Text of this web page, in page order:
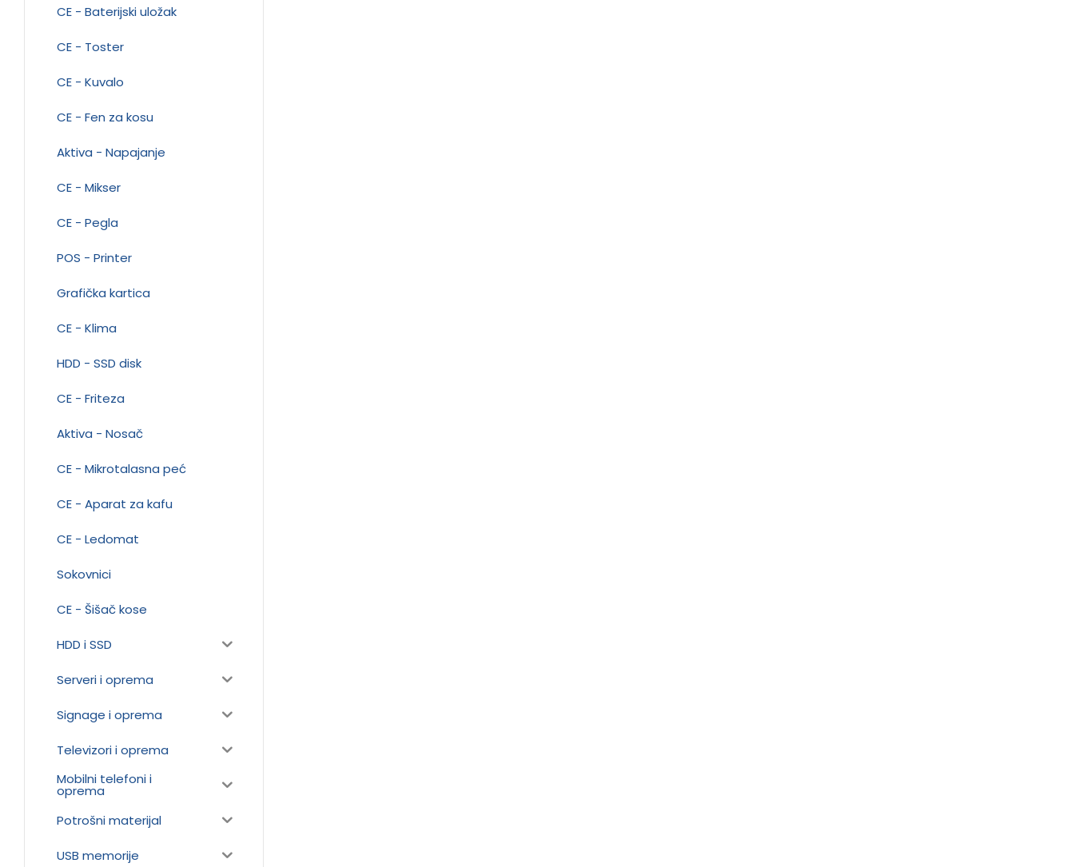
CE - Baterijski uložak
CE - Toster
CE - Kuvalo
CE - Fen za kosu
Aktiva - Napajanje
CE - Mikser
CE - Pegla
POS - Printer
Grafička kartica
CE - Klima
HDD - SSD disk
CE - Friteza
Aktiva - Nosač
CE - Mikrotalasna peć
CE - Aparat za kafu
CE - Ledomat
Sokovnici
CE - Šišač kose
HDD i SSD
Serveri i oprema
Signage i oprema
Televizori i oprema
Mobilni telefoni i
oprema
Potrošni materijal
USB memorije